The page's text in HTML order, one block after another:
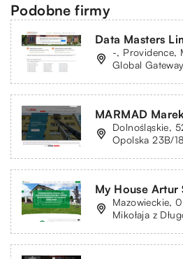
Podobne firmy
Data Masters
-, Providence,
Global
MARMAD
Dolnośląskie,
Opolska 23B/18
My House Artur
Mazowieckie,
Mikołaja z